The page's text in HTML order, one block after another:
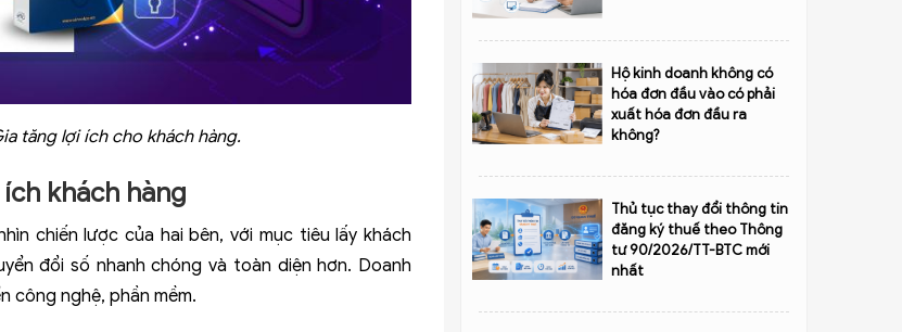
tăng lợi ích cho khách hàng.
ích khách hàng
chiến lược của hai bên, với mục tiêu lấy khách
đổi số nhanh chóng và toàn diện hơn. Doanh
công nghệ, phần mềm.
Hộ kinh doanh không có
hóa đơn đầu vào có phải
xuất hóa đơn đầu ra
không?
Thủ tục thay đổi thông tin
đăng ký thuế theo Thông
tư 90/2026/TT-BTC mới
nhất